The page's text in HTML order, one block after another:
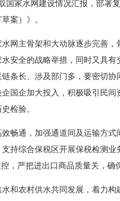
家水网建设情况汇报，部署
案）》。
主骨架和大动脉逐步完善，
安全的战略举措，同时又具
条长、涉及部门多，要密切
国企加大投入，积极吸引民
检验。
通，加强通道间及运输方式
持综合保税区开展保税检测
，严把进出口商品质量关，确
农村供水共同发展，着力构